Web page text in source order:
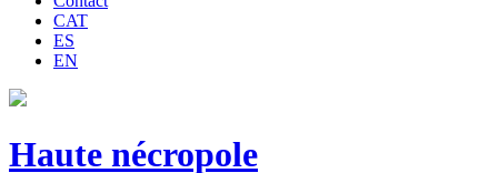
CAT
ES
EN
Haute nécropole